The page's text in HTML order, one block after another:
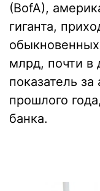
(BofA),
гиганта,
млрд, почти в
показатель
прошлого
банка.